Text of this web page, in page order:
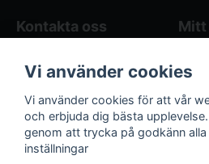
Kontakta oss
Butikens öppettider
Kontakta oss
Mitt
Följ oss på sociala
medier!
Vi använder cookies
Vi använder cookies för att vår
och erbjuda dig bästa
genom att trycka på godkänn alla
inställningar